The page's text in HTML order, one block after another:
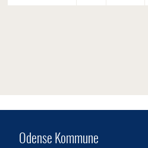
Odense Kommune